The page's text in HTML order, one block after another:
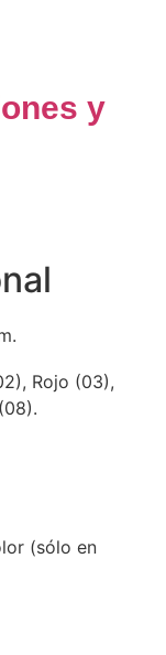
y
Rojo (03),
(sólo en